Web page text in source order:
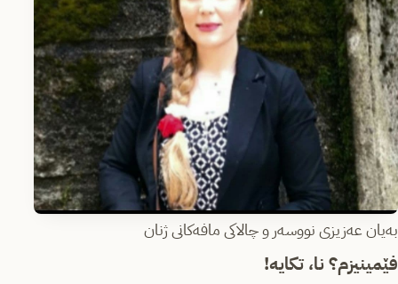
بەیان عەزیزی نووسەر و چالاکی مافەکانی ژنان
فێمینیزم؟ نا، تکایە!